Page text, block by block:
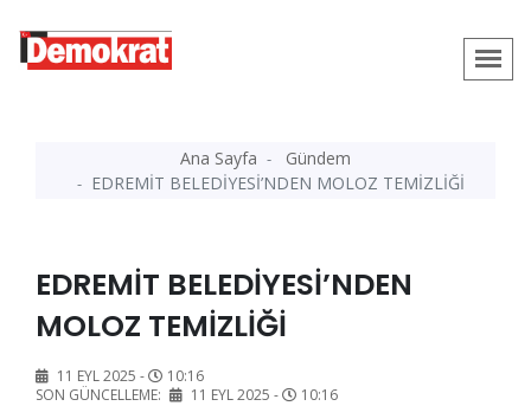
Ana Sayfa
Gündem
EDREMİT BELEDİYESİ’NDEN MOLOZ TEMİZLİĞİ
EDREMİT BELEDİYESİ’NDEN
MOLOZ TEMİZLİĞİ
11 EYL 2025 -
10:16
SON GÜNCELLEME:
11 EYL 2025 - 10:16